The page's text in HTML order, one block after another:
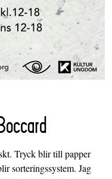
Tryck blir till papper
sorteringssystem. Jag